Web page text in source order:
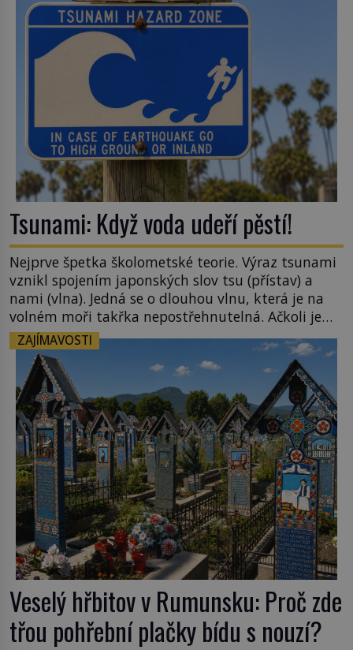
zahradu ani nedokážeme představit. Její příběh je
Tsunami: Když voda udeří pěstí!
Nejprve špetka školometské teorie. Výraz tsunami
vznikl spojením japonských slov tsu (přístav) a
nami (vlna). Jedná se o dlouhou vlnu, která je na
volném moři takřka nepostřehnutelná. Ačkoli je
vlnová délka tsunami i 300 kilometrů, výška vlny
na volném moři je maximálně 1,5 metru. Máme se
podobné obří vlny obávat i v Evropě? Vznik
tsunami si […]
ZAJÍMAVOSTI
Veselý hřbitov v Rumunsku: Proč zde
třou pohřební plačky bídu s nouzí?